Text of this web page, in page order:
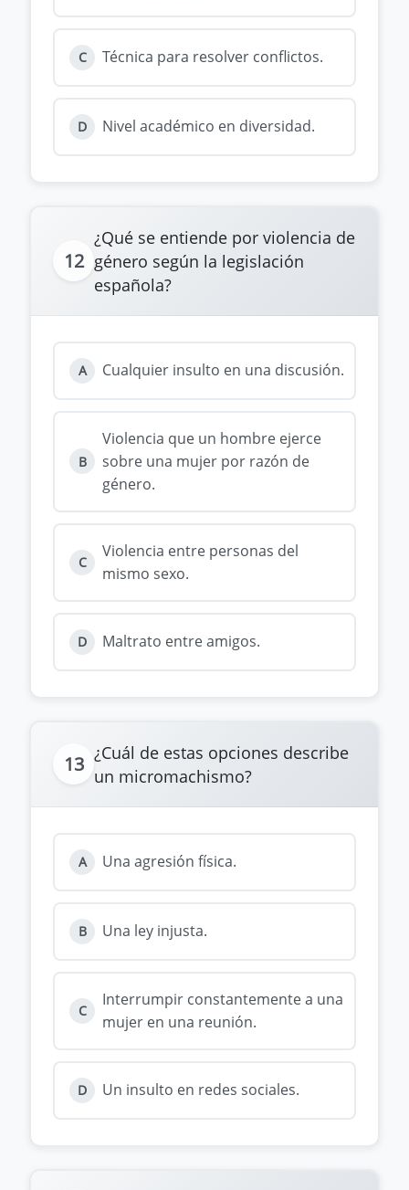
C Técnica para resolver conflictos.
D Nivel académico en diversidad.
12
¿Qué se entiende por violencia de
género según la legislación
española?
A Cualquier insulto en una discusión.
B
Violencia que un hombre ejerce
sobre una mujer por razón de
género.
C
Violencia entre personas del
mismo sexo.
D Maltrato entre amigos.
13 ¿Cuál de estas opciones describe
un micromachismo?
A Una agresión física.
B Una ley injusta.
C
Interrumpir constantemente a una
mujer en una reunión.
D Un insulto en redes sociales.